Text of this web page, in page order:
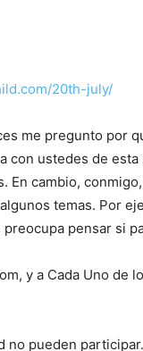
com/20th-july/
me pregunto por
con ustedes de
En cambio,
temas. Por
pensar si
y a Cada Uno de
no pueden participar.